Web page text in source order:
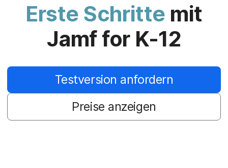
Erste Schritte mit
Jamf for K-12
Testversion anfordern
Preise anzeigen